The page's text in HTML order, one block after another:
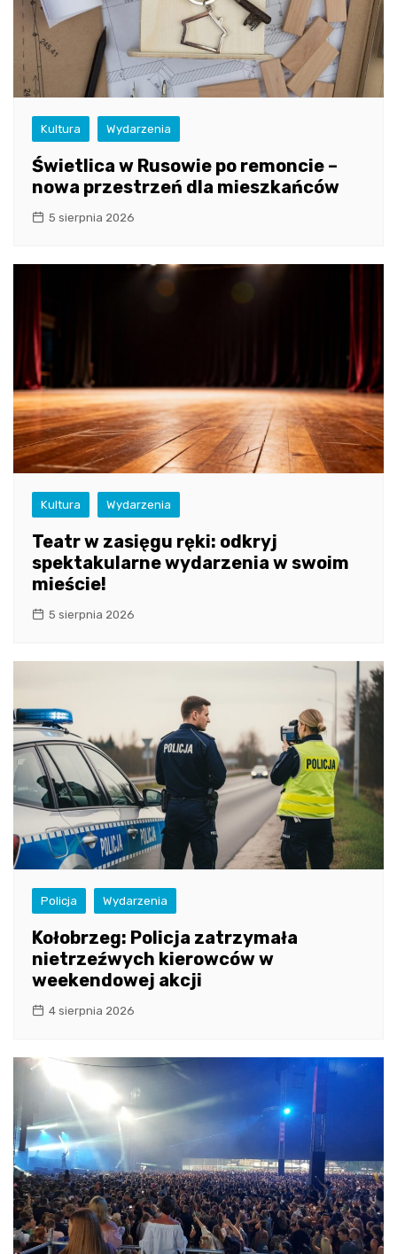
Kultura Wydarzenia
Świetlica w Rusowie po remoncie –
nowa przestrzeń dla mieszkańców
5 sierpnia 2026
Kultura Wydarzenia
Teatr w zasięgu ręki: odkryj
spektakularne wydarzenia w swoim
mieście!
5 sierpnia 2026
Policja Wydarzenia
Kołobrzeg: Policja zatrzymała
nietrzeźwych kierowców w
weekendowej akcji
4 sierpnia 2026